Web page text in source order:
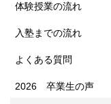
体験授業の流れ
入塾までの流れ
よくある質問
2026 卒業生の声